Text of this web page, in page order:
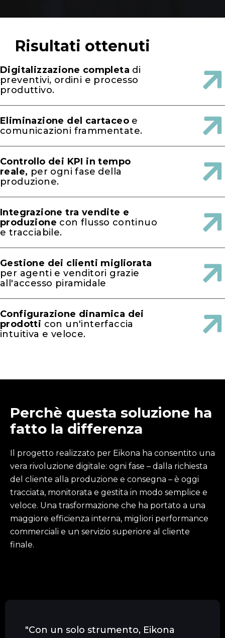
Risultati ottenuti
Digitalizzazione completa di
preventivi, ordini e processo
produttivo.
Eliminazione del cartaceo e
comunicazioni frammentate.
Controllo dei KPI in tempo
reale, per ogni fase della
produzione.
Integrazione tra vendite e
produzione con flusso continuo
e tracciabile.
Gestione dei clienti migliorata
per agenti e venditori grazie
all'accesso piramidale
Configurazione dinamica dei
prodotti con un'interfaccia
intuitiva e veloce.
Perchè questa soluzione ha
fatto la differenza
Il progetto realizzato per Eikona ha consentito una
vera rivoluzione digitale: ogni fase – dalla richiesta
del cliente alla produzione e consegna – è oggi
tracciata, monitorata e gestita in modo semplice e
veloce. Una trasformazione che ha portato a una
maggiore efficienza interna, migliori performance
commerciali e un servizio superiore al cliente
finale.
"Con un solo strumento, Eikona